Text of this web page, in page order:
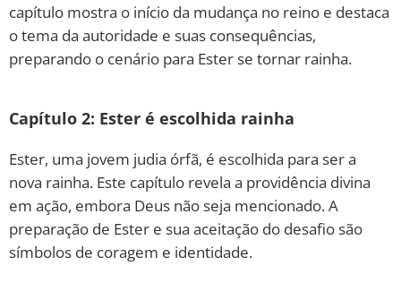
capítulo mostra o início da mudança no reino e destaca
o tema da autoridade e suas consequências,
preparando o cenário para Ester se tornar rainha.
Capítulo 2: Ester é escolhida rainha
Ester, uma jovem judia órfã, é escolhida para ser a
nova rainha. Este capítulo revela a providência divina
em ação, embora Deus não seja mencionado. A
preparação de Ester e sua aceitação do desafio são
símbolos de coragem e identidade.